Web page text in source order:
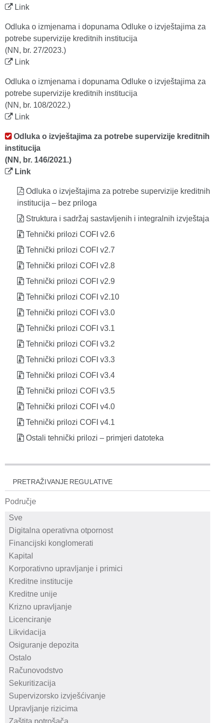
Link
Odluka o izmjenama i dopunama Odluke o izvještajima za
potrebe supervizije kreditnih institucija
(NN, br. 27/2023.)
Link
Odluka o izmjenama i dopunama Odluke o izvještajima za
potrebe supervizije kreditnih institucija
(NN, br. 108/2022.)
Link
Odluka o izvještajima za potrebe supervizije kreditnih
institucija
(NN, br. 146/2021.)
Link
Odluka o izvještajima za potrebe supervizije kreditnih
institucija – bez priloga
Struktura i sadržaj sastavljenih i integralnih izvještaja
Tehnički prilozi COFI v2.6
Tehnički prilozi COFI v2.7
Tehnički prilozi COFI v2.8
Tehnički prilozi COFI v2.9
Tehnički prilozi COFI v2.10
Tehnički prilozi COFI v3.0
Tehnički prilozi COFI v3.1
Tehnički prilozi COFI v3.2
Tehnički prilozi COFI v3.3
Tehnički prilozi COFI v3.4
Tehnički prilozi COFI v3.5
Tehnički prilozi COFI v4.0
Tehnički prilozi COFI v4.1
Ostali tehnički prilozi – primjeri datoteka
PRETRAŽIVANJE REGULATIVE
Područje